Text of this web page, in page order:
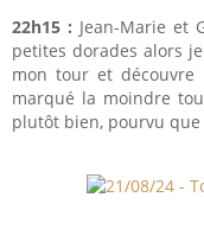
22h15 : Jean-Marie et
petites dorades alors
mon tour et
marqué la moindre
plutôt bien, pourvu que